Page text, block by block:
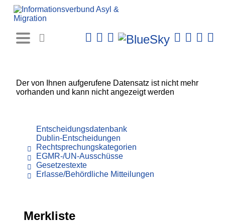
Der von Ihnen aufgerufene Datensatz ist nicht mehr
vorhanden und kann nicht angezeigt werden
Entscheidungsdatenbank
Dublin-Entscheidungen
Rechtsprechungskategorien
EGMR-/UN-Ausschüsse
Gesetzestexte
Erlasse/Behördliche Mitteilungen
Merkliste